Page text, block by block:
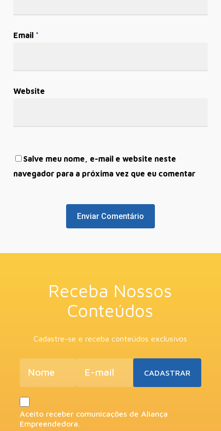
Email *
Website
Salve meu nome, e-mail e website neste
navegador para a próxima vez que eu comentar
Receba Nossos
Conteúdos
Cadastre-se e receba conteúdos exclusivos
Aceito receber comunicações de Aliança
Empreendedora.